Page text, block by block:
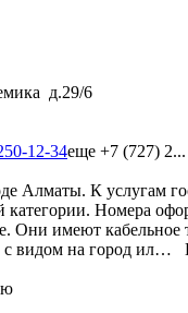
д.29/6
12-34еще +7 (727) 2...
Алматы. К услугам
категории. Номера
Они имеют кабельное
с видом на город ил…